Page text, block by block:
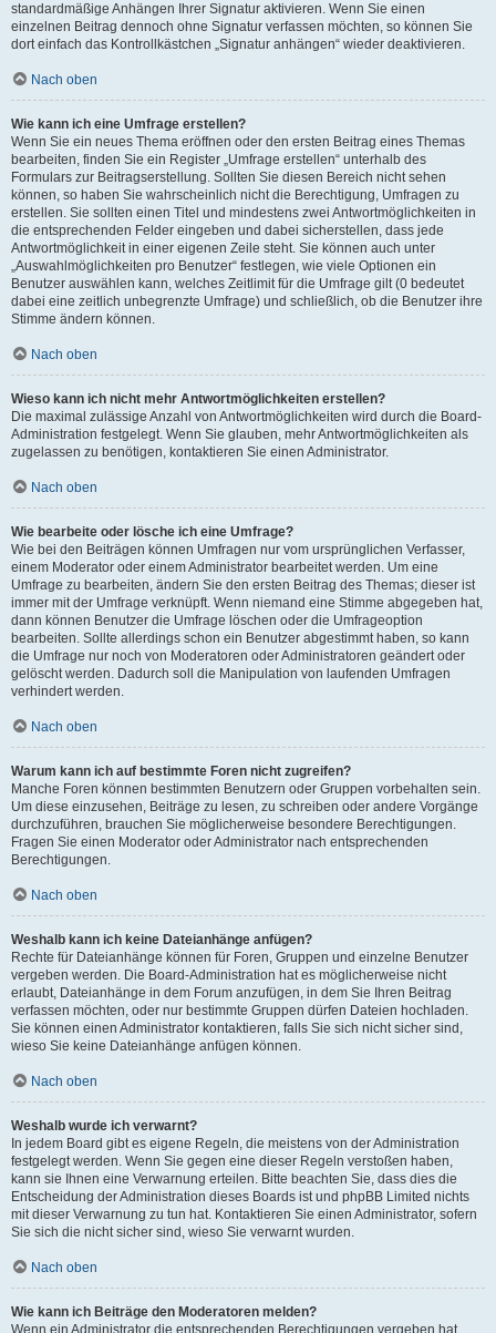
standardmäßige Anhängen Ihrer Signatur aktivieren. Wenn Sie einen
einzelnen Beitrag dennoch ohne Signatur verfassen möchten, so können Sie
dort einfach das Kontrollkästchen „Signatur anhängen“ wieder deaktivieren.
Nach oben
Wie kann ich eine Umfrage erstellen?
Wenn Sie ein neues Thema eröffnen oder den ersten Beitrag eines Themas
bearbeiten, finden Sie ein Register „Umfrage erstellen“ unterhalb des
Formulars zur Beitragserstellung. Sollten Sie diesen Bereich nicht sehen
können, so haben Sie wahrscheinlich nicht die Berechtigung, Umfragen zu
erstellen. Sie sollten einen Titel und mindestens zwei Antwortmöglichkeiten in
die entsprechenden Felder eingeben und dabei sicherstellen, dass jede
Antwortmöglichkeit in einer eigenen Zeile steht. Sie können auch unter
„Auswahlmöglichkeiten pro Benutzer“ festlegen, wie viele Optionen ein
Benutzer auswählen kann, welches Zeitlimit für die Umfrage gilt (0 bedeutet
dabei eine zeitlich unbegrenzte Umfrage) und schließlich, ob die Benutzer ihre
Stimme ändern können.
Nach oben
Wieso kann ich nicht mehr Antwortmöglichkeiten erstellen?
Die maximal zulässige Anzahl von Antwortmöglichkeiten wird durch die Board-
Administration festgelegt. Wenn Sie glauben, mehr Antwortmöglichkeiten als
zugelassen zu benötigen, kontaktieren Sie einen Administrator.
Nach oben
Wie bearbeite oder lösche ich eine Umfrage?
Wie bei den Beiträgen können Umfragen nur vom ursprünglichen Verfasser,
einem Moderator oder einem Administrator bearbeitet werden. Um eine
Umfrage zu bearbeiten, ändern Sie den ersten Beitrag des Themas; dieser ist
immer mit der Umfrage verknüpft. Wenn niemand eine Stimme abgegeben hat,
dann können Benutzer die Umfrage löschen oder die Umfrageoption
bearbeiten. Sollte allerdings schon ein Benutzer abgestimmt haben, so kann
die Umfrage nur noch von Moderatoren oder Administratoren geändert oder
gelöscht werden. Dadurch soll die Manipulation von laufenden Umfragen
verhindert werden.
Nach oben
Warum kann ich auf bestimmte Foren nicht zugreifen?
Manche Foren können bestimmten Benutzern oder Gruppen vorbehalten sein.
Um diese einzusehen, Beiträge zu lesen, zu schreiben oder andere Vorgänge
durchzuführen, brauchen Sie möglicherweise besondere Berechtigungen.
Fragen Sie einen Moderator oder Administrator nach entsprechenden
Berechtigungen.
Nach oben
Weshalb kann ich keine Dateianhänge anfügen?
Rechte für Dateianhänge können für Foren, Gruppen und einzelne Benutzer
vergeben werden. Die Board-Administration hat es möglicherweise nicht
erlaubt, Dateianhänge in dem Forum anzufügen, in dem Sie Ihren Beitrag
verfassen möchten, oder nur bestimmte Gruppen dürfen Dateien hochladen.
Sie können einen Administrator kontaktieren, falls Sie sich nicht sicher sind,
wieso Sie keine Dateianhänge anfügen können.
Nach oben
Weshalb wurde ich verwarnt?
In jedem Board gibt es eigene Regeln, die meistens von der Administration
festgelegt werden. Wenn Sie gegen eine dieser Regeln verstoßen haben,
kann sie Ihnen eine Verwarnung erteilen. Bitte beachten Sie, dass dies die
Entscheidung der Administration dieses Boards ist und phpBB Limited nichts
mit dieser Verwarnung zu tun hat. Kontaktieren Sie einen Administrator, sofern
Sie sich die nicht sicher sind, wieso Sie verwarnt wurden.
Nach oben
Wie kann ich Beiträge den Moderatoren melden?
Wenn ein Administrator die entsprechenden Berechtigungen vergeben hat,